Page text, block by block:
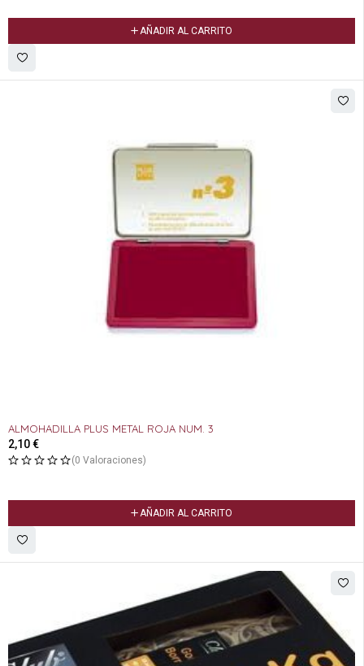
AÑADIR AL CARRITO
ALMOHADILLA PLUS METAL ROJA NUM. 3
2,10€
(0 Valoraciones)
AÑADIR AL CARRITO